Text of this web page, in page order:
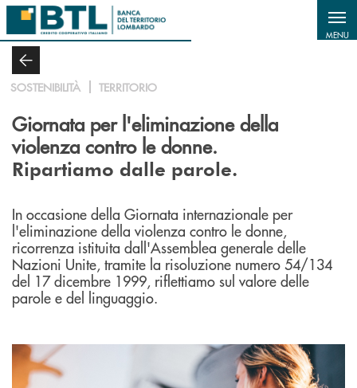
Salta al contenuto principale
MENU
SOSTENIBILITÀ TERRITORIO
Giornata per l'eliminazione della
violenza contro le donne.
Ripartiamo dalle parole.
In occasione della Giornata internazionale per
l'eliminazione della violenza contro le donne,
ricorrenza istituita dall'Assemblea generale delle
Nazioni Unite, tramite la risoluzione numero 54/134
del 17 dicembre 1999, riflettiamo sul valore delle
parole e del linguaggio.